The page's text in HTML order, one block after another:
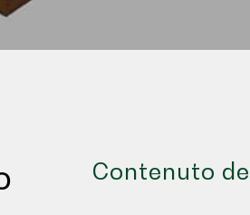
Contenuto